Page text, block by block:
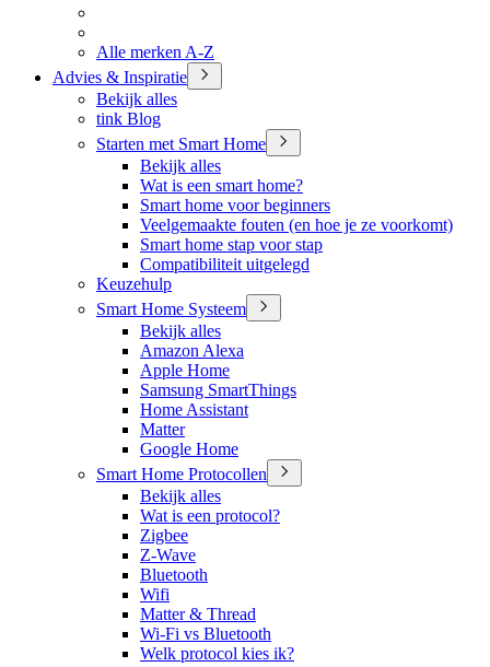
Alle merken A-Z
Advies & Inspiratie
Bekijk alles
tink Blog
Starten met Smart Home
Bekijk alles
Wat is een smart home?
Smart home voor beginners
Veelgemaakte fouten (en hoe je ze voorkomt)
Smart home stap voor stap
Compatibiliteit uitgelegd
Keuzehulp
Smart Home Systeem
Bekijk alles
Amazon Alexa
Apple Home
Samsung SmartThings
Home Assistant
Matter
Google Home
Smart Home Protocollen
Bekijk alles
Wat is een protocol?
Zigbee
Z-Wave
Bluetooth
Wifi
Matter & Thread
Wi-Fi vs Bluetooth
Welk protocol kies ik?